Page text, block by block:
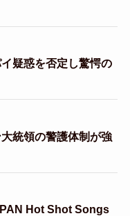
疑惑を否定し驚愕の
統領の警護体制が強
Hot Shot Songs